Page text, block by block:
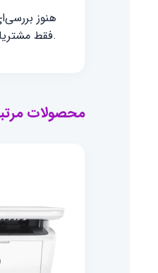
هنوز
.فقط
محصولات